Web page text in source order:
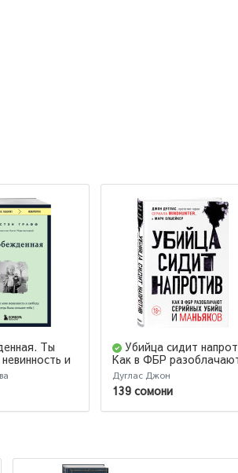
Ты
и
всегда была
Убийца сидит
Как в ФБР
серийных убийц и
маньяков
Дуглас Джон
139 сомони